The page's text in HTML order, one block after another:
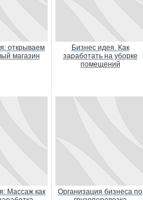
открываем
магазин
Бизнес идея. Как
заработать на уборке
помещений
Массаж как
Организация бизнеса по